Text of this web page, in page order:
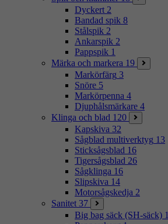
Dyckert 2
Bandad spik 8
Stålspik 2
Ankarspik 2
Pappspik 1
Märka och markera 19
Markörfärg 3
Snöre 5
Markörpenna 4
Djuphålsmärkare 4
Klinga och blad 120
Kapskiva 32
Sågblad multiverktyg 13
Sticksågsblad 16
Tigersågsblad 26
Sågklinga 16
Slipskiva 14
Motorsågskedja 2
Sanitet 37
Big bag säck (SH-säck) 1